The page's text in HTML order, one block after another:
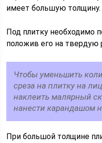
имеет большую толщину.
Под плитку необходимо
положив его на твердую
Чтобы уменьшить
среза на плитку на
наклеить малярный
нанести карандашом
При большой толщине